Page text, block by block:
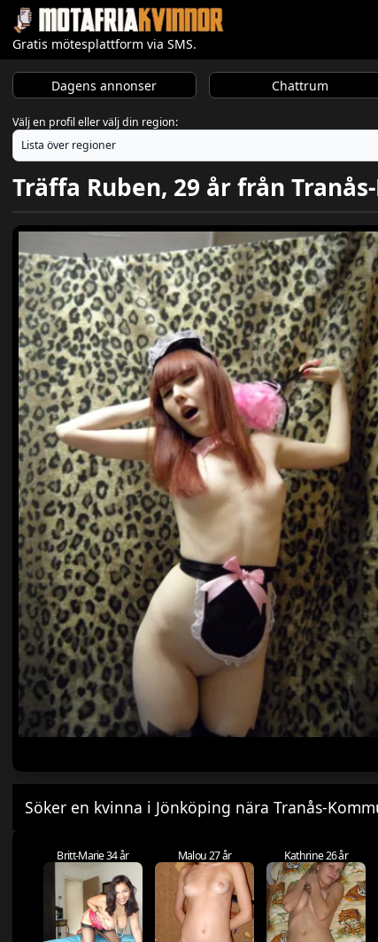
Gratis mötesplattform via SMS.
Dagens annonser Chattrum
Välj en profil eller välj din region:
Träffa Ruben, 29 år från
Söker en kvinna i Jönköping nära Tranås-
Britt-Marie 34 år Malou 27 år Kathrine 26 år